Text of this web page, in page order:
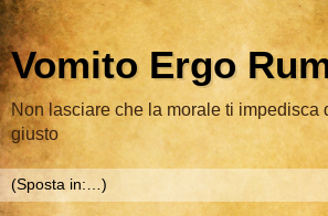
Vomito Ergo
Non lasciare che la morale ti impedisca
giusto